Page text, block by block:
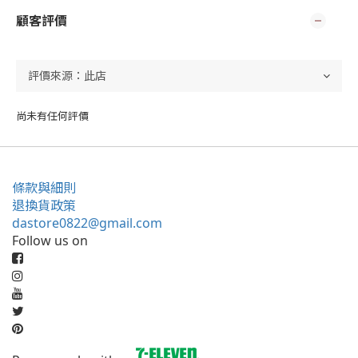
顧客評價
尚未有任何評價
條款與細則
退換貨政策
dastore0822@gmail.com
Follow us on